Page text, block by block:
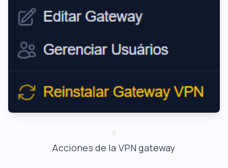
Acciones de la VPN gateway